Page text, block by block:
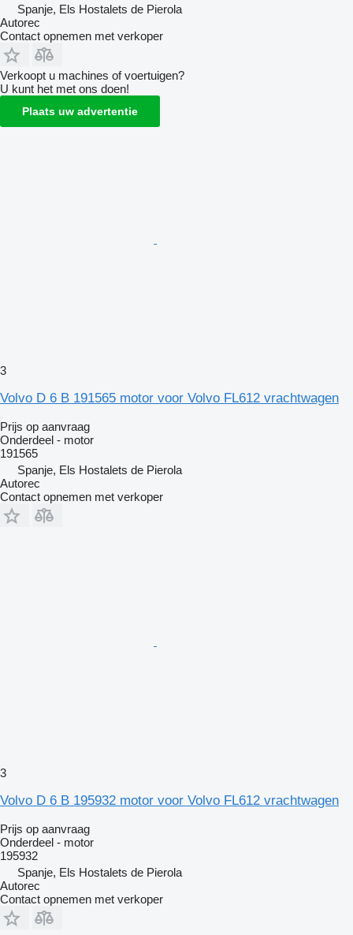
Spanje, Els Hostalets de Pierola
Autorec
Contact opnemen met verkoper
Verkoopt u machines of voertuigen?
U kunt het met ons doen!
Plaats uw advertentie
3
Volvo D 6 B 191565 motor voor Volvo FL612 vrachtwagen
Prijs op aanvraag
Onderdeel - motor
191565
Spanje, Els Hostalets de Pierola
Autorec
Contact opnemen met verkoper
3
Volvo D 6 B 195932 motor voor Volvo FL612 vrachtwagen
Prijs op aanvraag
Onderdeel - motor
195932
Spanje, Els Hostalets de Pierola
Autorec
Contact opnemen met verkoper